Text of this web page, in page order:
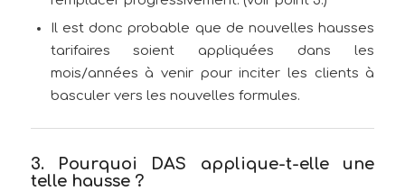
Il est donc probable que de nouvelles hausses
tarifaires soient appliquées dans les
mois/années à venir pour inciter les clients à
basculer vers les nouvelles formules.
3. Pourquoi DAS applique-t-elle une
telle hausse ?